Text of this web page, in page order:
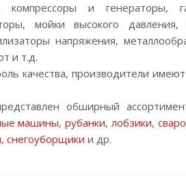
и генераторы,
мойки высокого
напряжения,
и т.д.
качества, производители
обширный
машины,рубанки,лобзики,
, снегоуборщики и др.